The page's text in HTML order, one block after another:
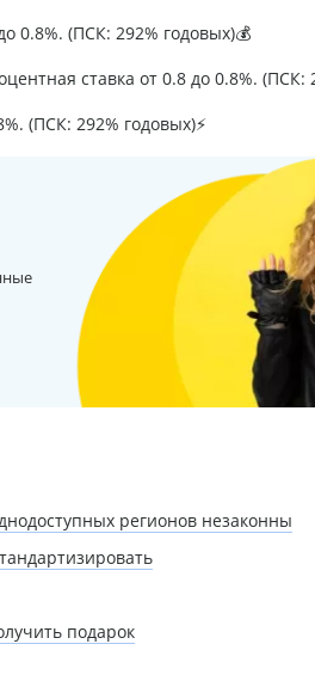
0.8%. (ПСК: 292% годовых)💰
ставка от 0.8 до 0.8%. (ПСК:
(ПСК: 292% годовых)⚡
регионов незаконны
подарок